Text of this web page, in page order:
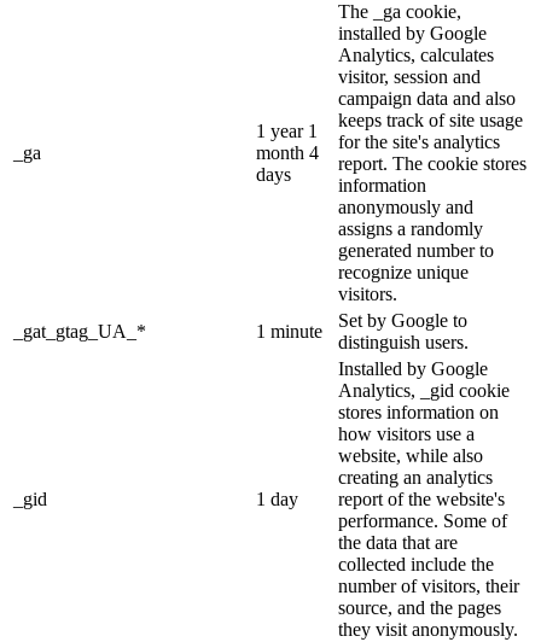
_ga
1 year 1
month 4
days
The _ga cookie,
installed by Google
Analytics, calculates
visitor, session and
campaign data and also
keeps track of site usage
for the site's analytics
report. The cookie stores
information
anonymously and
assigns a randomly
generated number to
recognize unique
visitors.
_gat_gtag_UA_*
1 minute
Set by Google to
distinguish users.
_gid 1 day
Installed by Google
Analytics, _gid cookie
stores information on
how visitors use a
website, while also
creating an analytics
report of the website's
performance. Some of
the data that are
collected include the
number of visitors, their
source, and the pages
they visit anonymously.